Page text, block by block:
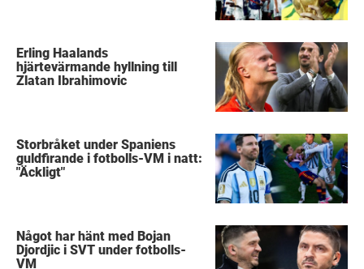
Erling Haalands
hjärtevärmande hyllning till
Zlatan Ibrahimovic
Storbråket under Spaniens
guldfirande i fotbolls-VM i natt:
"Äckligt"
Något har hänt med Bojan
Djordjic i SVT under fotbolls-
VM